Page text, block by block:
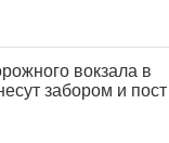
вокзала в
забором и пост